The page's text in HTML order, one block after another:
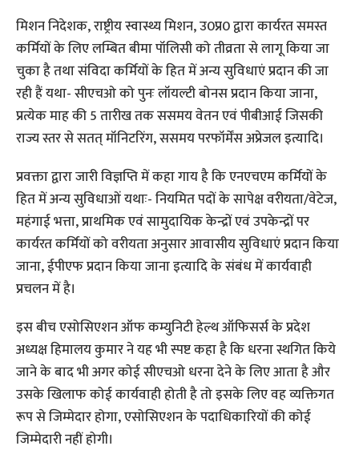
मिशन निदेशक, राष्ट्रीय स्वास्थ्य मिशन, उ0प्र0 द्वारा कार्यरत समस्त
कर्मियों के लिए लम्बित बीमा पॉलिसी को तीव्रता से लागू किया जा
चुका है तथा संविदा कर्मियों के हित में अन्य सुविधाएं प्रदान की जा
रही हैं यथा- सीएचओ को पुनः लॉयल्टी बोनस प्रदान किया जाना,
प्रत्येक माह की 5 तारीख तक ससमय वेतन एवं पीबीआई जिसकी
राज्य स्तर से सतत् मॉनिटरिंग, ससमय परफॉर्मेंस अप्रेजल इत्यादि।
प्रवक्ता द्वारा जारी विज्ञप्ति में कहा गाय है कि एनएचएम कर्मियों के
हित में अन्य सुविधाओं यथाः- नियमित पदों के सापेक्ष वरीयता/वेटेज,
महंगाई भत्ता, प्राथमिक एवं सामुदायिक केन्द्रों एवं उपकेन्द्रों पर
कार्यरत कर्मियों को वरीयता अनुसार आवासीय सुविधाएं प्रदान किया
जाना, ईपीएफ प्रदान किया जाना इत्यादि के संबंध में कार्यवाही
प्रचलन में है।
इस बीच एसोसिएशन ऑफ कम्युनिटी हेल्थ ऑफिसर्स के प्रदेश
अध्यक्ष हिमालय कुमार ने यह भी स्पष्ट कहा है कि धरना स्थगित किये
जाने के बाद भी अगर कोई सीएचओ धरना देने के लिए आता है और
उसके खिलाफ कोई कार्यवाही होती है तो इसके लिए वह व्यक्तिगत
रूप से जिम्मेदार होगा, एसोसिएशन के पदाधिकारियों की कोई
जिम्मेदारी नहीं होगी।